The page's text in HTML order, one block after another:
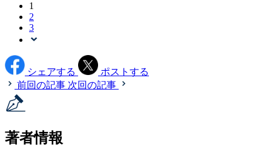
1
2
3
シェアする
ポストする
前回の記事 次回の記事
著者情報